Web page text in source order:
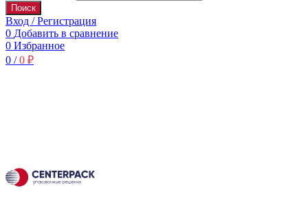
Поиск
Вход / Регистрация
0 Добавить в сравнение
0 Избранное
0 / 0 ₽